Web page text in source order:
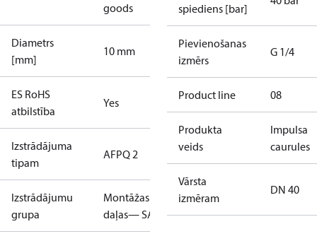
goods
Diametrs
[mm]
10 mm
ES RoHS
atbilstība
Yes
Izstrādājuma
tipam
AFPQ 2
Izstrādājumu
grupa
Montāžas
daļas— SAC
spiediens [bar]
Pievienošanas
izmērs
G 1/4
Product line 08
Produkta
veids
Impulsa
caurules
Vārsta
izmēram
DN 40